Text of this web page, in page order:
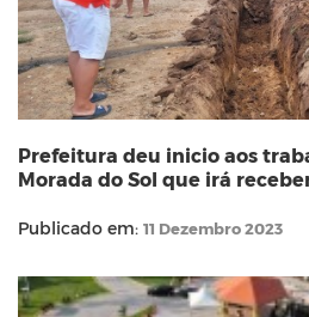
Prefeitura deu inicio aos
Publicado em: 11 Dezembro 2023